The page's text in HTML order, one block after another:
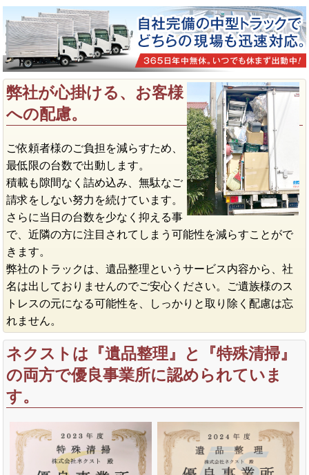
弊社が心掛ける、お客様
への配慮。
ご依頼者様のご負担を減らすため、
最低限の台数で出動します。
積載も隙間なく詰め込み、無駄なご
請求をしない努力を続けています。
さらに当日の台数を少なく抑える事
で、近隣の方に注目されてしまう可能性を減らすことがで
きます。
弊社のトラックは、遺品整理というサービス内容から、社
名は出しておりませんのでご安心ください。ご遺族様のス
トレスの元になる可能性を、しっかりと取り除く配慮は忘
れません。
ネクストは『遺品整理』と『特殊清掃』
の両方で優良事業所に認められていま
す。